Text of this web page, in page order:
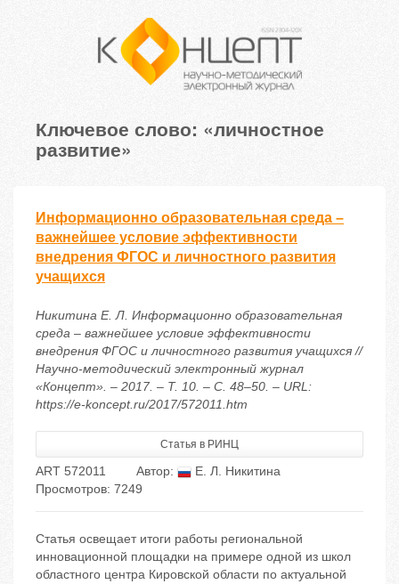
Ключевое слово: «личностное
развитие»
Информационно образовательная среда –
важнейшее условие эффективности
внедрения ФГОС и личностного развития
учащихся
Никитина Е. Л. Информационно образовательная
среда – важнейшее условие эффективности
внедрения ФГОС и личностного развития учащихся //
Научно-методический электронный журнал
«Концепт». – 2017. – Т. 10. – С. 48–50. – URL:
https://e-koncept.ru/2017/572011.htm
Статья в РИНЦ
ART 572011 Автор:
Е. Л. Никитина
Просмотров: 7249
Статья освещает итоги работы региональной
инновационной площадки на примере одной из школ
областного центра Кировской области по актуальной